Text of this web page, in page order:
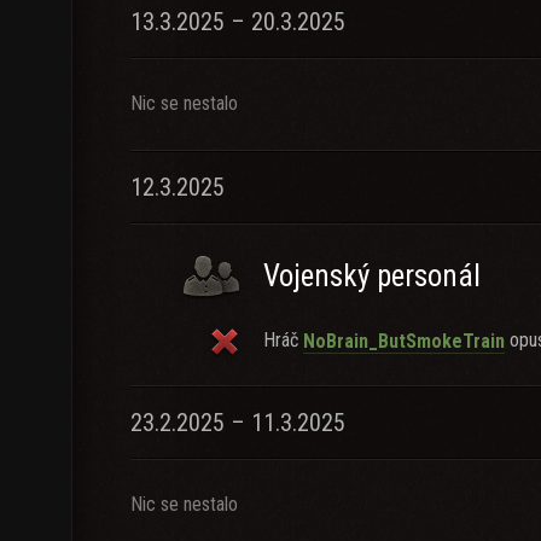
13.3.2025 – 20.3.2025
Nic se nestalo
12.3.2025
Vojenský personál
Hráč NoBrain_ButSmokeTrain
23.2.2025 – 11.3.2025
Nic se nestalo